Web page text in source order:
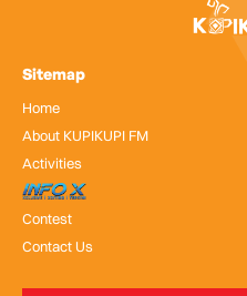
Sitemap
Home
About KUPIKUPI FM
Activities
InfoX
Contest
Contact Us